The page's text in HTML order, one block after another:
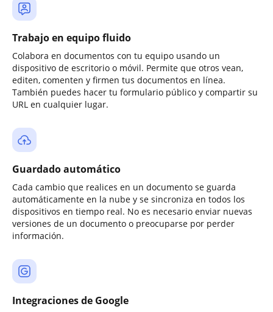
Trabajo en equipo fluido
Colabora en documentos con tu equipo usando un
dispositivo de escritorio o móvil. Permite que otros vean,
editen, comenten y firmen tus documentos en línea.
También puedes hacer tu formulario público y compartir su
URL en cualquier lugar.
Guardado automático
Cada cambio que realices en un documento se guarda
automáticamente en la nube y se sincroniza en todos los
dispositivos en tiempo real. No es necesario enviar nuevas
versiones de un documento o preocuparse por perder
información.
Integraciones de Google